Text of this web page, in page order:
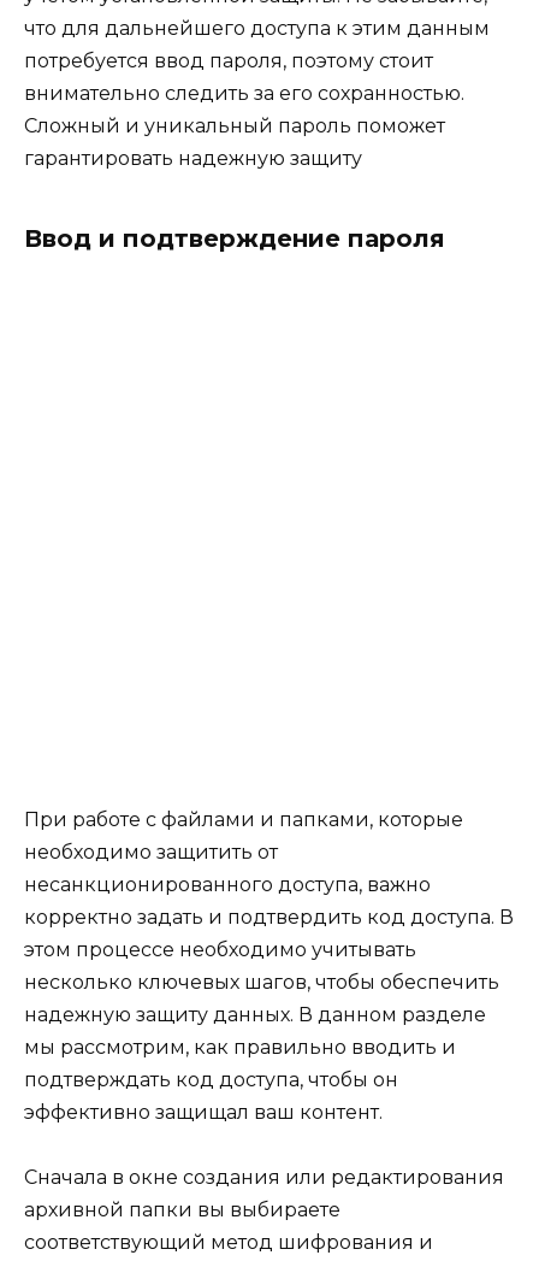
что для дальнейшего доступа к этим данным
потребуется ввод пароля, поэтому стоит
внимательно следить за его сохранностью.
Сложный и уникальный пароль поможет
гарантировать надежную защиту
Ввод и подтверждение пароля
При работе с файлами и папками, которые
необходимо защитить от
несанкционированного доступа, важно
корректно задать и подтвердить код доступа. В
этом процессе необходимо учитывать
несколько ключевых шагов, чтобы обеспечить
надежную защиту данных. В данном разделе
мы рассмотрим, как правильно вводить и
подтверждать код доступа, чтобы он
эффективно защищал ваш контент.
Сначала в окне создания или редактирования
архивной папки вы выбираете
соответствующий метод шифрования и